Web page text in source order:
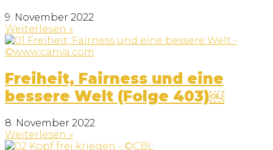
9. November 2022
Weiterlesen »
Freiheit, Fairness und eine
bessere Welt (Folge 403)￼
8. November 2022
Weiterlesen »